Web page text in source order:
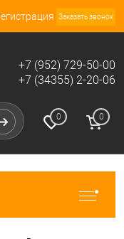
Заказать звонок
+7 (952) 729-50-00
+7 (34355) 2-20-06
0 0